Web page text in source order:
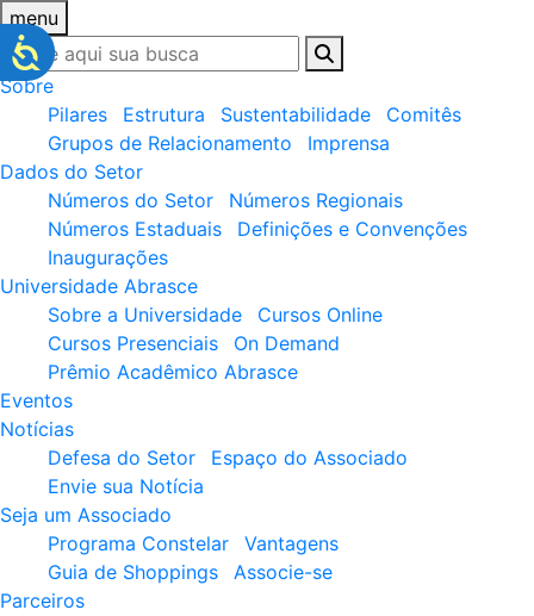
menu
Sobre
Pilares
Estrutura Sustentabilidade
Comitês
Grupos de Relacionamento
Imprensa
Dados do Setor
Números do Setor
Números Regionais
Números Estaduais
Definições e Convenções
Inaugurações
Universidade Abrasce
Sobre a Universidade
Cursos Online
Cursos Presenciais
On Demand
Prêmio Acadêmico Abrasce
Eventos
Notícias
Defesa do Setor
Espaço do Associado
Envie sua Notícia
Seja um Associado
Programa Constelar
Vantagens
Guia de Shoppings
Associe-se
Parceiros